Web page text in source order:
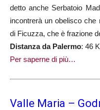
detto anche Serbatoio
incontrerà un obelisco che
di Ficuzza, che è frazione
Distanza da Palermo: 46
Per saperne di più…
Valle Maria –